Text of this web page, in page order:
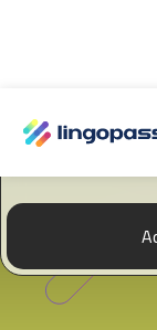
O Lingopass
deste site e